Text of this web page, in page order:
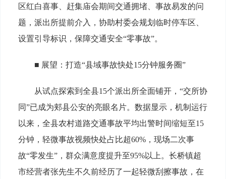
区红白喜事、赶集庙会期间交通拥堵、事故易发的问
题，派出所提前介入，协助村委会规划临时停车区、
设置引导标识，保障交通安全“零事故”。
■ 展望：打造“县域事故快处15分钟服务圈”
从试点探索到全县15个派出所全面铺开，“交所协
同”已成为郏县公安的亮眼名片。数据显示，机制运行
以来，全县农村道路交通事故平均出警时间缩短至15
分钟，轻微事故视频快处占比超60%，现场二次事
故“零发生”，群众满意度提升至95%以上。长桥镇超
市经营者张先生不久前经历了一起轻微刮擦事故，在